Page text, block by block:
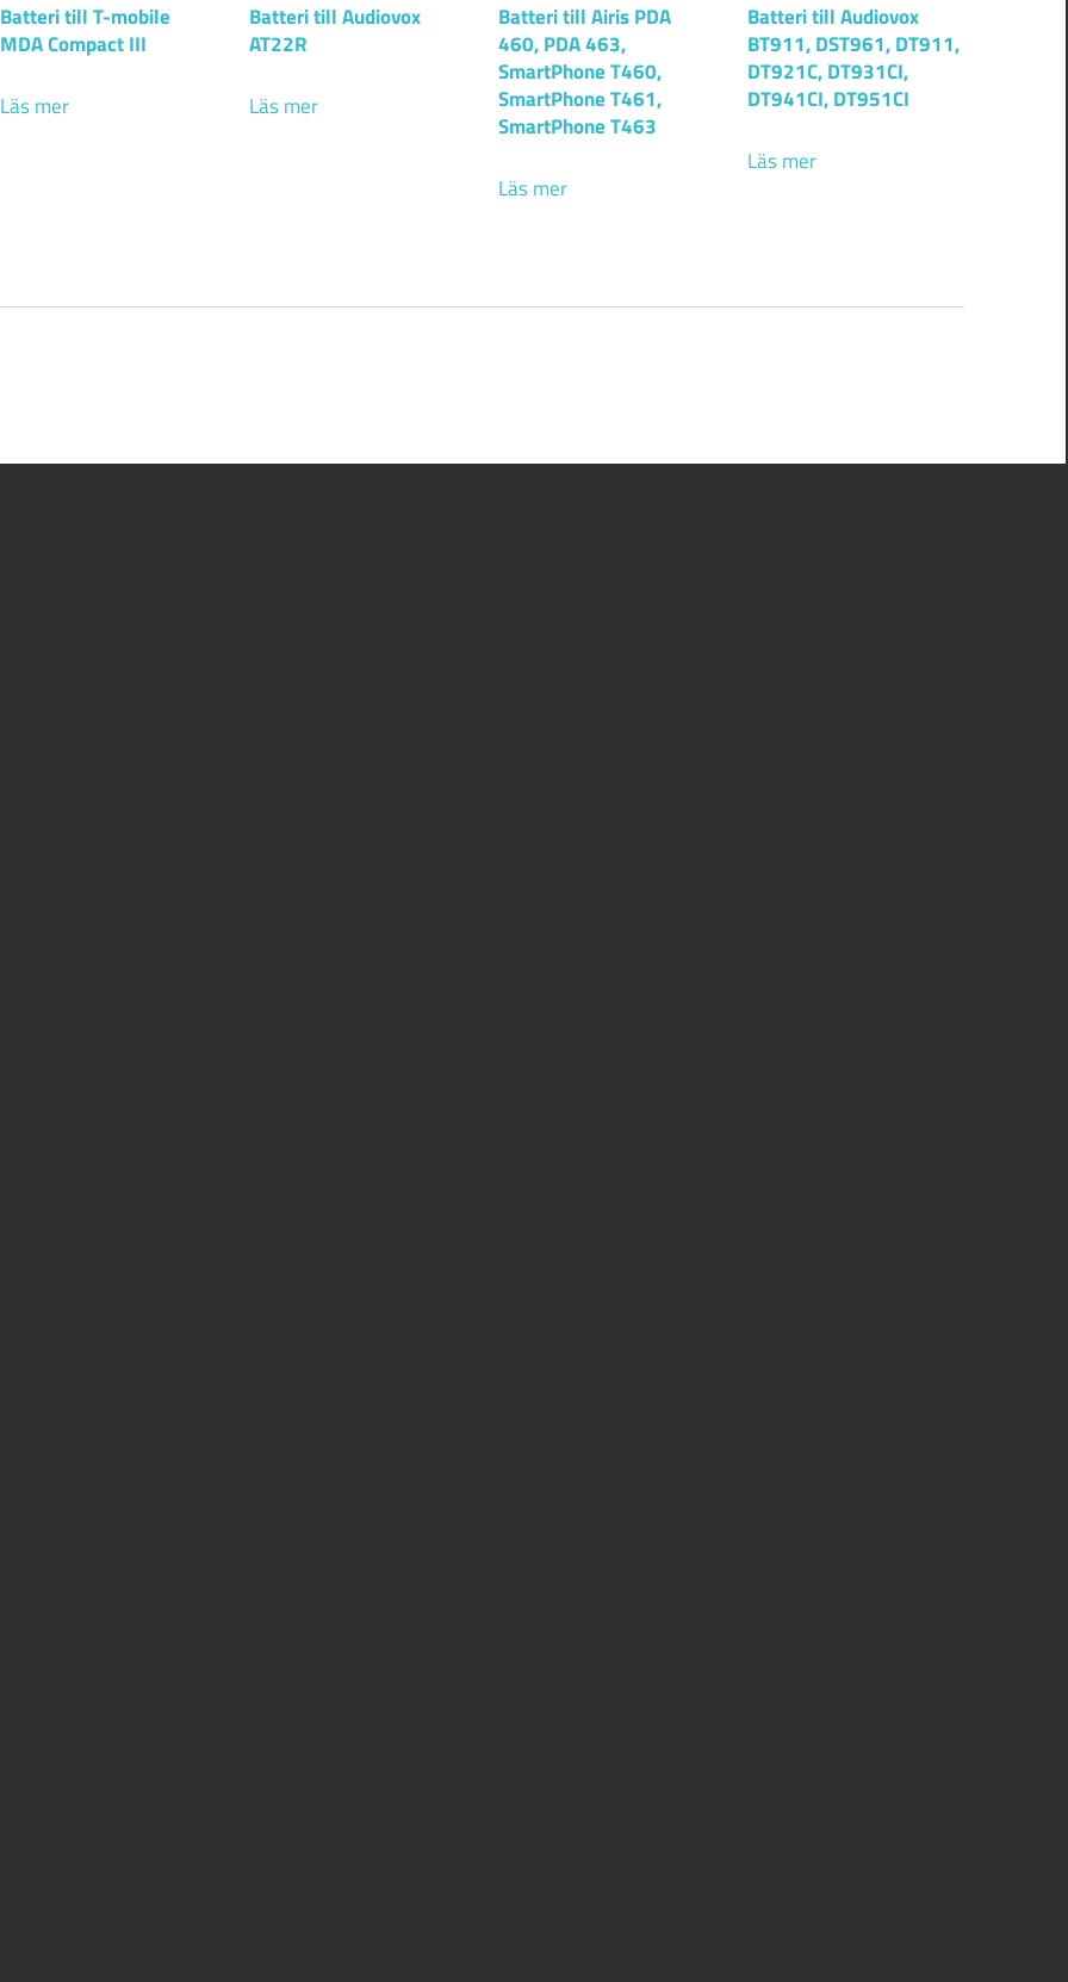
Batteri till T-mobile
MDA Compact III
Läs mer
Batteri till Audiovox
AT22R
Läs mer
Batteri till Airis PDA
460, PDA 463,
SmartPhone T460,
SmartPhone T461,
SmartPhone T463
Läs mer
Batteri till Audiovox
BT911, DST961, DT911,
DT921C, DT931CI,
DT941CI, DT951CI
Läs mer